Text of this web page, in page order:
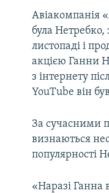
Авіакомпанія
була
листопаді і
акцією Ганни
з інтернету
YouTube він
За сучасними
визнаються
популярності
«Наразі Ганна